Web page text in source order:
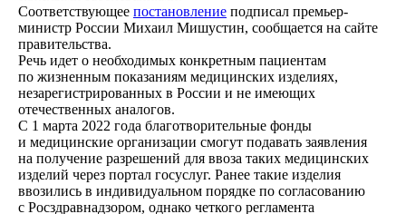
Соответствующее постановление подписал премьер-
министр России Михаил Мишустин, сообщается на сайте
правительства.
Речь идет о необходимых конкретным пациентам
по жизненным показаниям медицинских изделиях,
незарегистрированных в России и не имеющих
отечественных аналогов.
С 1 марта 2022 года благотворительные фонды
и медицинские организации смогут подавать заявления
на получение разрешений для ввоза таких медицинских
изделий через портал госуслуг. Ранее такие изделия
ввозились в индивидуальном порядке по согласованию
с Росздравнадзором, однако четкого регламента